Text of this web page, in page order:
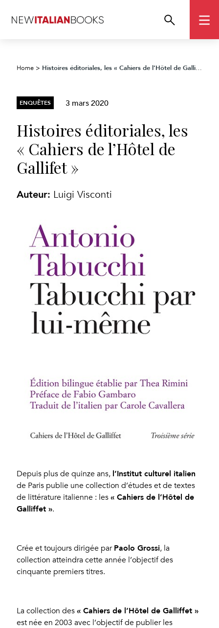
Home > Histoires éditoriales, les « Cahiers de l’Hôtel de Gallifet »
ENQUÊTES 3 mars 2020
Histoires éditoriales, les
« Cahiers de l’Hôtel de
Gallifet »
Auteur: Luigi Visconti
Depuis plus de quinze ans, l’Institut culturel italien
de Paris publie une collection d’études et de textes
de littérature italienne : les« Cahiers de l’Hôtel de
Galliffet ».
Crée et toujours dirigée par Paolo Grossi, la
collection atteindra cette année l’objectif des
cinquante premiers titres.
La collection des« Cahiers de l’Hôtel de Galliffet »
est née en 2003 avec l’objectif de publier les